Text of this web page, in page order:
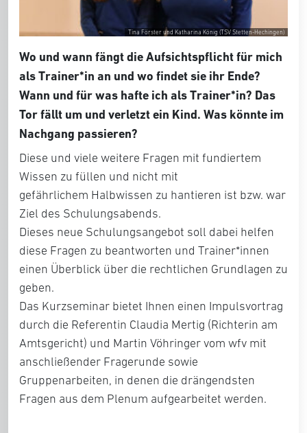
Tina Förster und Katharina König (TSV Stetten-Hechingen)
Wo und wann fängt die Aufsichtspflicht für mich
als Trainer*in an und wo findet sie ihr Ende?
Wann und für was hafte ich als Trainer*in? Das
Tor fällt um und verletzt ein Kind. Was könnte im
Nachgang passieren?
Diese und viele weitere Fragen mit fundiertem
Wissen zu füllen und nicht mit
gefährlichem Halbwissen zu hantieren ist bzw. war
Ziel des Schulungsabends.
Dieses neue Schulungsangebot soll dabei helfen
diese Fragen zu beantworten und Trainer*innen
einen Überblick über die rechtlichen Grundlagen zu
geben.
Das Kurzseminar bietet Ihnen einen Impulsvortrag
durch die Referentin Claudia Mertig (Richterin am
Amtsgericht) und Martin Vöhringer vom wfv mit
anschließender Fragerunde sowie
Gruppenarbeiten, in denen die drängendsten
Fragen aus dem Plenum aufgearbeitet werden.